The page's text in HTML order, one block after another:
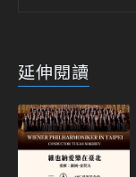
延伸閱讀